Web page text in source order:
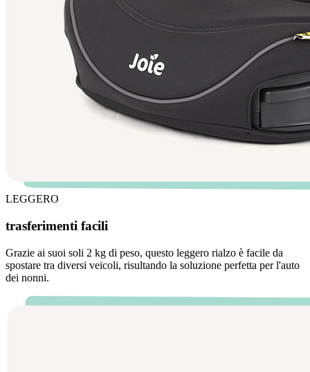
LEGGERO
trasferimenti facili
Grazie ai suoi soli 2 kg di peso, questo leggero rialzo è facile da
spostare tra diversi veicoli, risultando la soluzione perfetta per l'auto
dei nonni.